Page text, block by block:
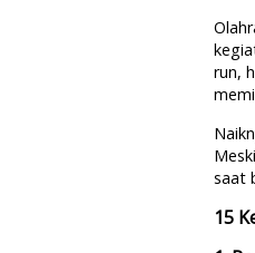
run,
saat
15